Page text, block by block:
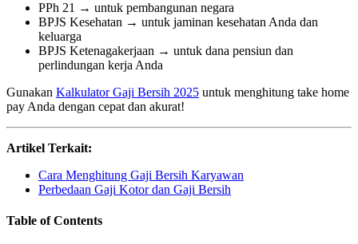
PPh 21 → untuk pembangunan negara
BPJS Kesehatan → untuk jaminan kesehatan Anda dan
keluarga
BPJS Ketenagakerjaan → untuk dana pensiun dan
perlindungan kerja Anda
Gunakan Kalkulator Gaji Bersih 2025 untuk menghitung take home
pay Anda dengan cepat dan akurat!
Artikel Terkait:
Cara Menghitung Gaji Bersih Karyawan
Perbedaan Gaji Kotor dan Gaji Bersih
Table of Contents